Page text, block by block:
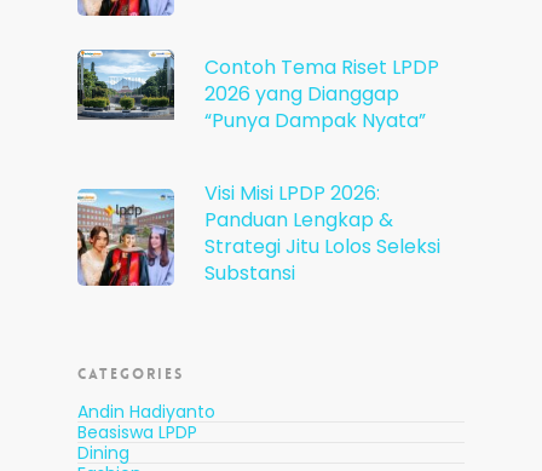
Contoh Tema Riset LPDP
2026 yang Dianggap
“Punya Dampak Nyata”
Visi Misi LPDP 2026:
Panduan Lengkap &
Strategi Jitu Lolos Seleksi
Substansi
CATEGORIES
Andin Hadiyanto
Beasiswa LPDP
Dining